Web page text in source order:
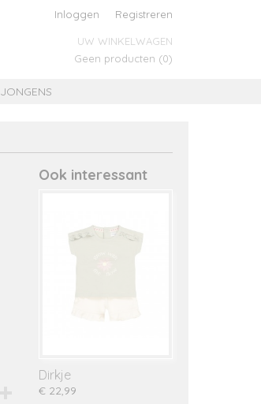
Inloggen Registreren
UW WINKELWAGEN
Geen producten (0)
JONGENS
Ook interessant
Dirkje
€ 22,99